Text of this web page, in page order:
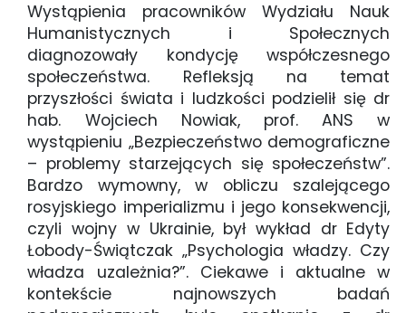
Wystąpienia pracowników Wydziału Nauk
Humanistycznych i Społecznych
diagnozowały kondycję współczesnego
społeczeństwa. Refleksją na temat
przyszłości świata i ludzkości podzielił się dr
hab. Wojciech Nowiak, prof. ANS w
wystąpieniu „Bezpieczeństwo demograficzne
– problemy starzejących się społeczeństw”.
Bardzo wymowny, w obliczu szalejącego
rosyjskiego imperializmu i jego konsekwencji,
czyli wojny w Ukrainie, był wykład dr Edyty
Łobody-Świątczak „Psychologia władzy. Czy
władza uzależnia?”. Ciekawe i aktualne w
kontekście najnowszych badań